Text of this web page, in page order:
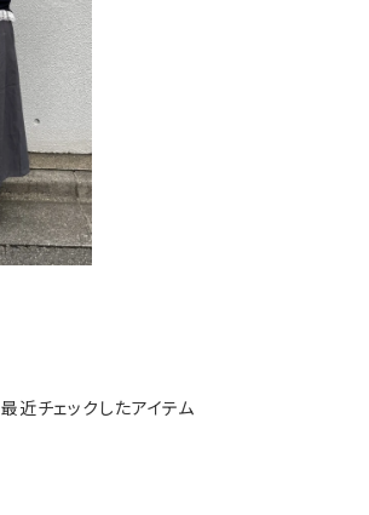
最近チェックしたアイテム